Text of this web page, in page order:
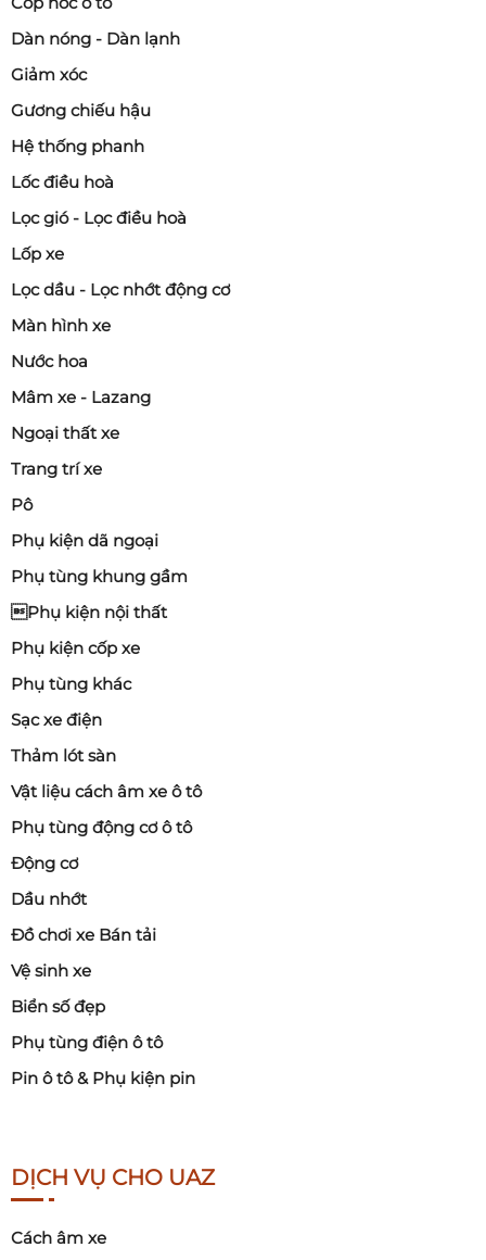
Dàn nóng - Dàn lạnh
Giảm xóc
Gương chiếu hậu
Hệ thống phanh
Lốc điều hoà
Lọc gió - Lọc điều hoà
Lốp xe
Lọc dầu - Lọc nhớt động cơ
Màn hình xe
Nước hoa
Mâm xe - Lazang
Ngoại thất xe
Trang trí xe
Pô
Phụ kiện dã ngoại
Phụ tùng khung gầm
Phụ kiện nội thất
Phụ kiện cốp xe
Phụ tùng khác
Sạc xe điện
Thảm lót sàn
Vật liệu cách âm xe ô tô
Phụ tùng động cơ ô tô
Động cơ
Dầu nhớt
Đồ chơi xe Bán tải
Vệ sinh xe
Biển số đẹp
Phụ tùng điện ô tô
Pin ô tô & Phụ kiện pin
DỊCH VỤ CHO UAZ
Cách âm xe